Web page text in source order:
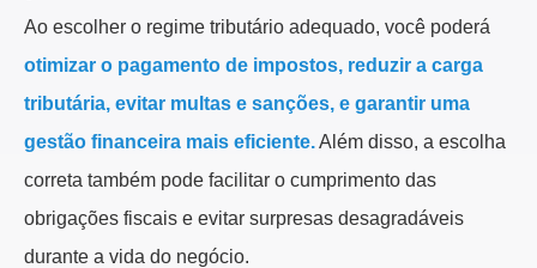
Ao escolher o regime tributário adequado, você poderá
otimizar o pagamento de impostos, reduzir a carga
tributária, evitar multas e sanções, e garantir uma
gestão financeira mais eficiente.Além disso, a escolha
correta também pode facilitar o cumprimento das
obrigações fiscais e evitar surpresas desagradáveis
durante a vida do negócio.